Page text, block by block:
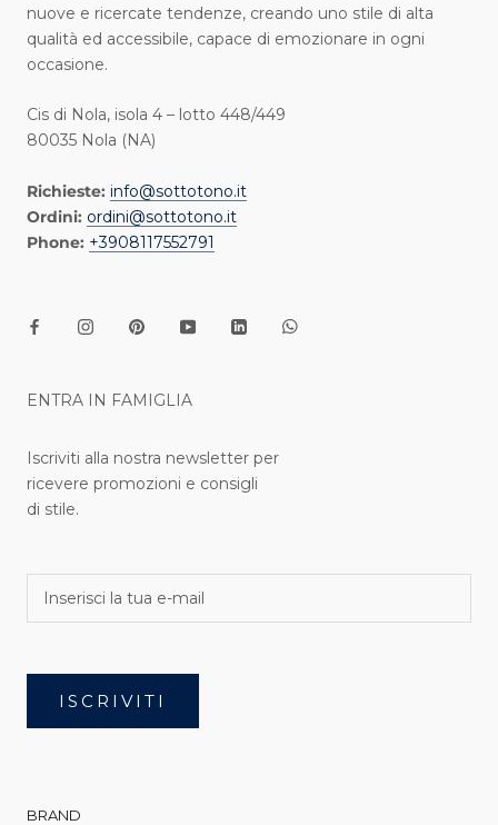
nuove e ricercate tendenze, creando uno stile di alta
qualità ed accessibile, capace di emozionare in ogni
occasione.
Cis di Nola, isola 4 – lotto 448/449
80035 Nola (NA)
Richieste: info@sottotono.it
Ordini: ordini@sottotono.it
Phone: +3908117552791
ENTRA IN FAMIGLIA
Iscriviti alla nostra newsletter per
ricevere promozioni e consigli
di stile.
ISCRIVITI
BRAND